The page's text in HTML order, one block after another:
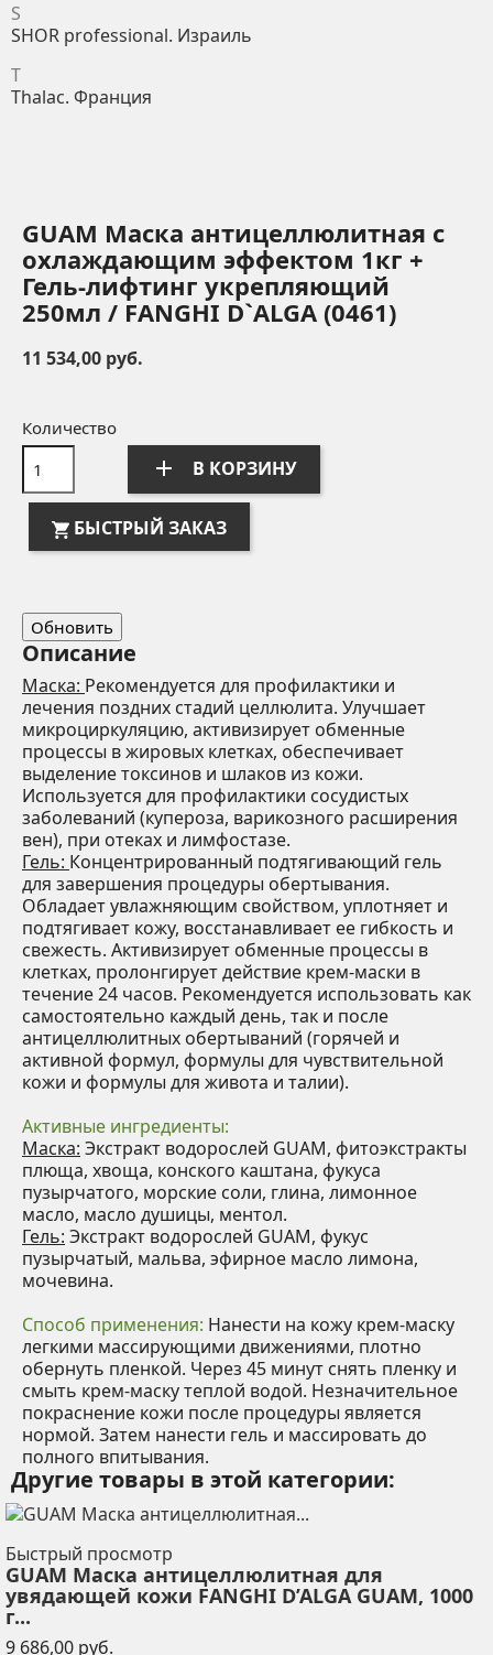
S
SHOR professional. Израиль
T
Thalac. Франция
GUAM Маска антицеллюлитная с
охлаждающим эффектом 1кг +
Гель-лифтинг укрепляющий
250мл / FANGHI D`ALGA (0461)
11 534,00 руб.
Количество
add В КОРЗИНУ
БЫСТРЫЙ ЗАКАЗ
Описание
Маска: Рекомендуется для профилактики и
лечения поздних стадий целлюлита. Улучшает
микроциркуляцию, активизирует обменные
процессы в жировых клетках, обеспечивает
выделение токсинов и шлаков из кожи.
Используется для профилактики сосудистых
заболеваний (купероза, варикозного расширения
вен), при отеках и лимфостазе.
Гель: Концентрированный подтягивающий гель
для завершения процедуры обертывания.
Обладает увлажняющим свойством, уплотняет и
подтягивает кожу, восстанавливает ее гибкость и
свежесть. Активизирует обменные процессы в
клетках, пролонгирует действие крем-маски в
течение 24 часов. Рекомендуется использовать как
самостоятельно каждый день, так и после
антицеллюлитных обертываний (горячей и
активной формул, формулы для чувствительной
кожи и формулы для живота и талии).
Активные ингредиенты:
Маска: Экстракт водорослей GUAM, фитоэкстракты
плюща, хвоща, конского каштана, фукуса
пузырчатого, морские соли, глина, лимонное
масло, масло душицы, ментол.
Гель: Экстракт водорослей GUAM, фукус
пузырчатый, мальва, эфирное масло лимона,
мочевина.
Способ применения: Нанести на кожу крем-маску
легкими массирующими движениями, плотно
обернуть пленкой. Через 45 минут снять пленку и
смыть крем-маску теплой водой. Незначительное
покраснение кожи после процедуры является
нормой. Затем нанести гель и массировать до
полного впитывания.
Другие товары в этой категории:
Быстрый просмотр
GUAM Маска антицеллюлитная для
увядающей кожи FANGHI D’ALGA GUAM, 1000
г...
9 686,00 руб.